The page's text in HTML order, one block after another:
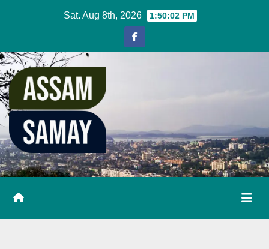
Sat. Aug 8th, 2026 1:50:02 PM